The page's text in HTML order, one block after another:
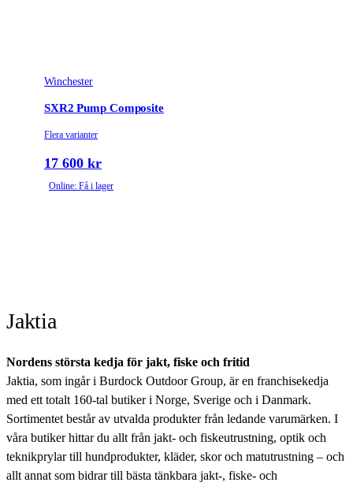
Winchester
SXR2 Pump Composite
Flera varianter
17 600 kr
Online: Få i lager
Jaktia
Nordens största kedja för jakt, fiske och fritid
Jaktia, som ingår i Burdock Outdoor Group, är en franchisekedja
med ett totalt 160-tal butiker i Norge, Sverige och i Danmark.
Sortimentet består av utvalda produkter från ledande varumärken. I
våra butiker hittar du allt från jakt- och fiskeutrustning, optik och
teknikprylar till hundprodukter, kläder, skor och matutrustning – och
allt annat som bidrar till bästa tänkbara jakt-, fiske- och